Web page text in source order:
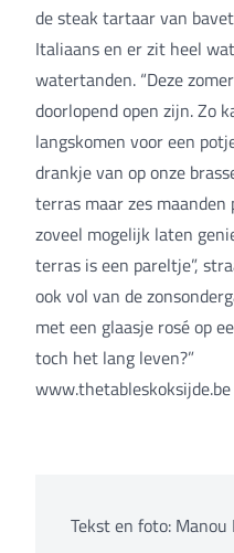
de steak tartaar van
Italiaans en er zit heel
watertanden. “Deze
doorlopend open zijn. Zo
langskomen voor een
drankje van op onze
terras maar zes
zoveel mogelijk laten
terras is een pareltje”,
ook vol van de
met een glaasje rosé op
toch het lang leven?”
www.thetableskoksijde.be
Tekst en foto: